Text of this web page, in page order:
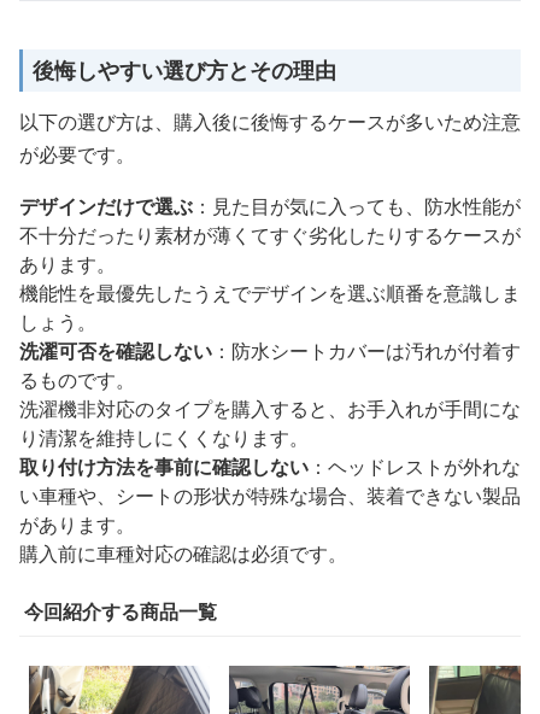
後悔しやすい選び方とその理由
以下の選び方は、購入後に後悔するケースが多いため注意
が必要です。
デザインだけで選ぶ ：見た目が気に入っても、防水性能が
不十分だったり素材が薄くてすぐ劣化したりするケースが
あります。
機能性を最優先したうえでデザインを選ぶ順番を意識しま
しょう。
洗濯可否を確認しない ：防水シートカバーは汚れが付着す
るものです。
洗濯機非対応のタイプを購入すると、お手入れが手間にな
り清潔を維持しにくくなります。
取り付け方法を事前に確認しない ：ヘッドレストが外れな
い車種や、シートの形状が特殊な場合、装着できない製品
があります。
購入前に車種対応の確認は必須です。
今回紹介する商品一覧